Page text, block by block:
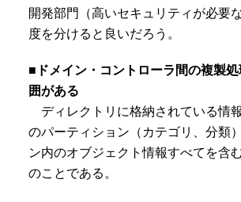
開発部門（高いセキュリティが必要
度を分けると良いだろう。
■ドメイン・コントローラ間の複製
囲がある
ディレクトリに格納されている情
のパーティション（カテゴリ、分類
ン内のオブジェクト情報すべてを含
のことである。